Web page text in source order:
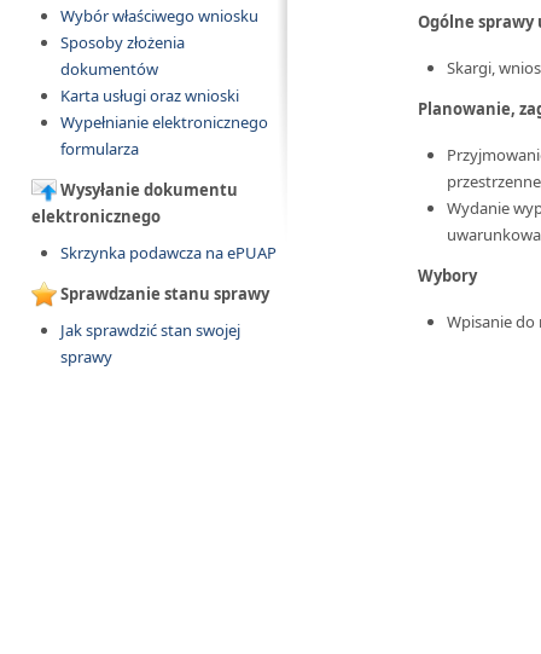
Wybór właściwego wniosku
Sposoby złożenia
dokumentów
Karta usługi oraz wnioski
Wypełnianie elektronicznego
formularza
Wysyłanie dokumentu
elektronicznego
Skrzynka podawcza na ePUAP
Sprawdzanie stanu sprawy
Jak sprawdzić stan swojej
sprawy
Ogólne sprawy
Skargi,
Planowanie,
Wydanie
Wybory
Wpisanie